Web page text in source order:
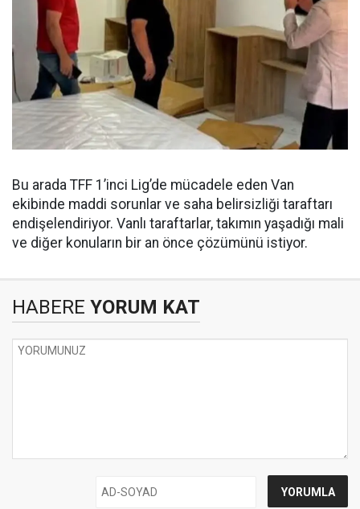
Bu arada TFF 1’inci Lig’de mücadele eden Van
ekibinde maddi sorunlar ve saha belirsizliği taraftarı
endişelendiriyor. Vanlı taraftarlar, takımın yaşadığı mali
ve diğer konuların bir an önce çözümünü istiyor.
HABERE YORUM KAT